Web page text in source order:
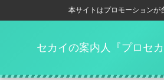
本サイトはプロモーションが
セカイの案内人『プロセカ